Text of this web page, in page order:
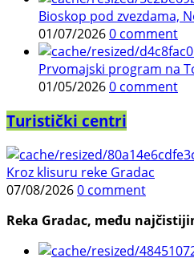
Bioskop pod zvezdama,
01/07/20260 comment
Prvomajski program na
01/05/20260 comment
Turistički centri
Kroz klisuru reke Gradac
07/08/20260 comment
Reka Gradac, među